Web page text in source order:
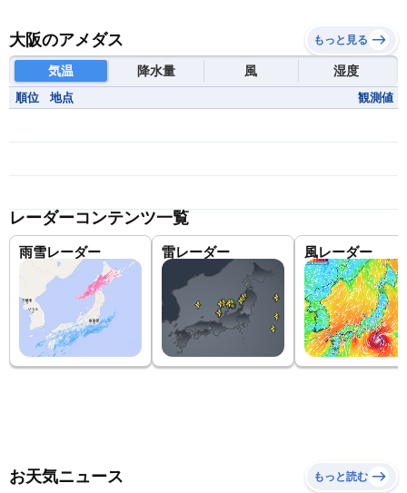
大阪のアメダス もっと見る
気温 降水量 風 湿度
順位 地点 観測値
レーダーコンテンツ一覧
雨雪レーダー 雷レーダー 風レーダー
お天気ニュース もっと読む